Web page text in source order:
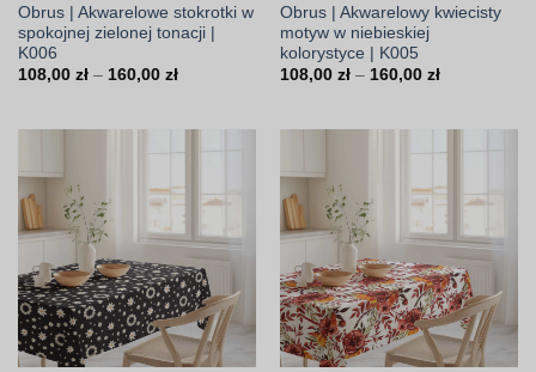
Obrus | Akwarelowe stokrotki w
spokojnej zielonej tonacji |
K006
108,00 zł – 160,00 złZakres
160,00 zł
Obrus | Akwarelowy kwiecisty
motyw w niebieskiej
kolorystyce | K005
108,00 zł – 160,00 złZakres
160,00 zł